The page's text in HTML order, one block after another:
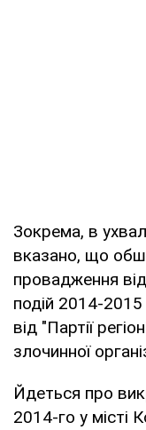
Зокрема, в
вказано, що
провадження
подій 2014-
від "Партії
злочинної
Йдеться про
2014-го у місті